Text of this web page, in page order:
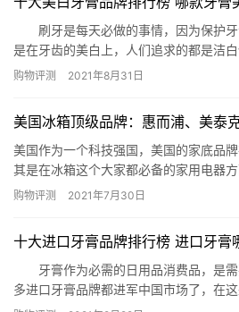
3、金龙鱼，6.80% 4、河套，
刷牙是每天必做的事情，因为保护牙
是在牙齿的美白上，人们追求的都是洁
美白牙膏有哪些品牌呢？下面
膏、玛尔斯牙膏、舒适达牙膏、花王 (…
购物评测 2021年8月31日
美国冰箱顶级品牌：惠而浦、美泰
美国作为一个科技强国，美国的家底品
其是在冰箱这个大家都必备的家用电器
面就让我们来详细了解一下美国冰箱顶
尔 9….
购物评测 2021年7月30日
十大进口牙膏品牌排行榜 进口牙膏
牙膏作为必需的日用品消费品，是需
多进口牙膏品牌都进军中国市场了，在
品牌最好呢？下面(phb123.com)就为你